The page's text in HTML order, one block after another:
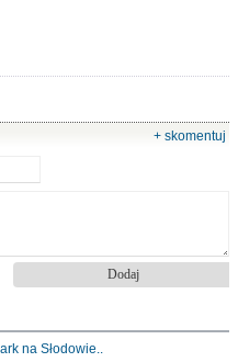
+ skomentuj
na Słodowie..